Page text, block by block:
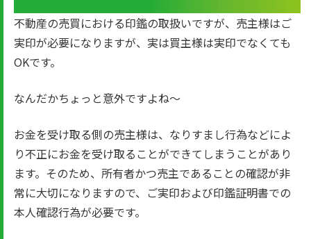
不動産の売買における印鑑の取扱いですが、売主様はご
実印が必要になりますが、実は買主様は実印でなくても
OKです。
なんだかちょっと意外ですよね～
お金を受け取る側の売主様は、なりすまし行為などによ
り不正にお金を受け取ることができてしまうことがあり
ます。そのため、所有者かつ売主であることの確認が非
常に大切になりますので、ご実印および印鑑証明書での
本人確認行為が必要です。